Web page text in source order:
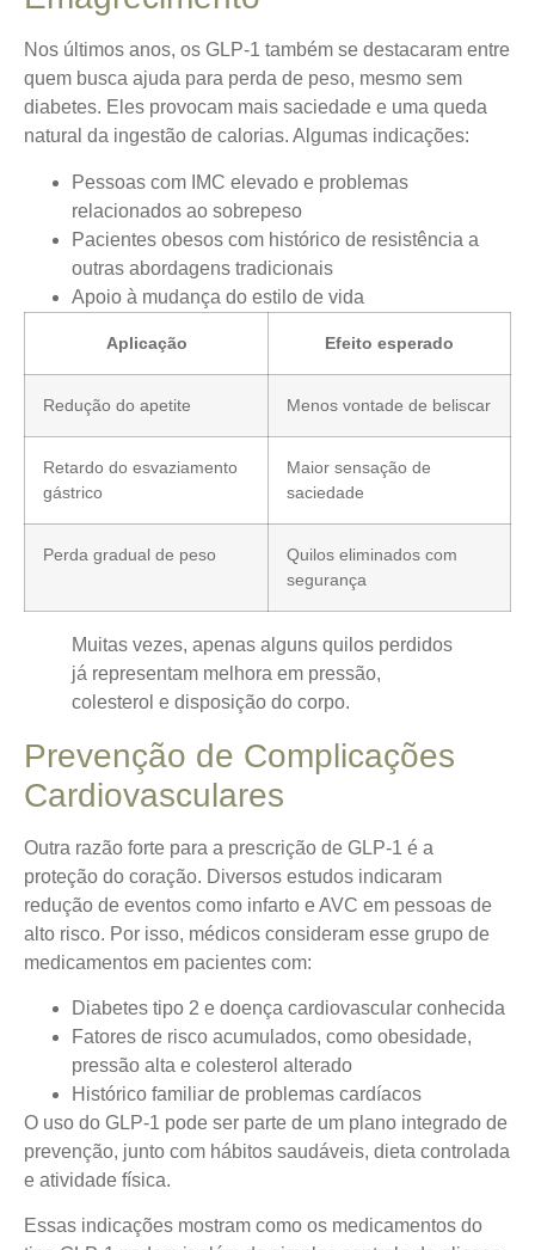
Nos últimos anos, os GLP-1 também se destacaram entre
quem busca ajuda para perda de peso, mesmo sem
diabetes. Eles provocam mais saciedade e uma queda
natural da ingestão de calorias. Algumas indicações:
Pessoas com IMC elevado e problemas
relacionados ao sobrepeso
Pacientes obesos com histórico de resistência a
outras abordagens tradicionais
Apoio à mudança do estilo de vida
Aplicação Efeito esperado
Redução do apetite Menos vontade de beliscar
Retardo do esvaziamento
gástrico
Maior sensação de
saciedade
Perda gradual de peso
Quilos eliminados com
segurança
Muitas vezes, apenas alguns quilos perdidos
já representam melhora em pressão,
colesterol e disposição do corpo.
Prevenção de Complicações
Cardiovasculares
Outra razão forte para a prescrição de GLP-1 é a
proteção do coração. Diversos estudos indicaram
redução de eventos como infarto e AVC em pessoas de
alto risco. Por isso, médicos consideram esse grupo de
medicamentos em pacientes com:
Diabetes tipo 2 e doença cardiovascular conhecida
Fatores de risco acumulados, como obesidade,
pressão alta e colesterol alterado
Histórico familiar de problemas cardíacos
O uso do GLP-1 pode ser parte de um plano integrado de
prevenção, junto com hábitos saudáveis, dieta controlada
e atividade física.
Essas indicações mostram como os medicamentos do